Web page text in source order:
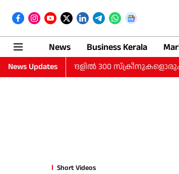
News Business Kerala
News Updates
ചെറുനഗരങ്ങളില്‍ 300
Short Videos